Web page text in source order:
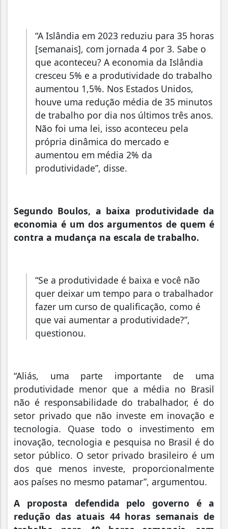
“A Islândia em 2023 reduziu para 35 horas
[semanais], com jornada 4 por 3. Sabe o
que aconteceu? A economia da Islândia
cresceu 5% e a produtividade do trabalho
aumentou 1,5%. Nos Estados Unidos,
houve uma redução média de 35 minutos
de trabalho por dia nos últimos três anos.
Não foi uma lei, isso aconteceu pela
própria dinâmica do mercado e
aumentou em média 2% da
produtividade”, disse.
Segundo Boulos, a baixa produtividade da
economia é um dos argumentos de quem é
contra a mudança na escala de trabalho.
“Se a produtividade é baixa e você não
quer deixar um tempo para o trabalhador
fazer um curso de qualificação, como é
que vai aumentar a produtividade?”,
questionou.
“Aliás, uma parte importante de uma
produtividade menor que a média no Brasil
não é responsabilidade do trabalhador, é do
setor privado que não investe em inovação e
tecnologia. Quase todo o investimento em
inovação, tecnologia e pesquisa no Brasil é do
setor público. O setor privado brasileiro é um
dos que menos investe, proporcionalmente
aos países no mesmo patamar”, argumentou.
A proposta defendida pelo governo é a
redução das atuais 44 horas semanais de